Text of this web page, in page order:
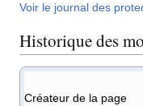
Voir le journal des
Historique des
Créateur de la page